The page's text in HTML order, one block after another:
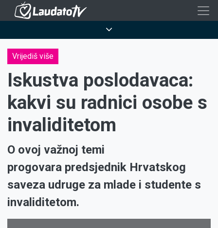
Skoči
sadržaj
Vrijediš više
Iskustva poslodavaca:
kakvi su radnici osobe s
invaliditetom
O ovoj važnoj temi
progovara predsjednik Hrvatskog
saveza udruge za mlade i studente s
invaliditetom.